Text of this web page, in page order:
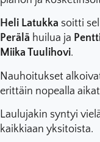
Heli Latukka soitti
Perälä huilua ja
Miika Tuulihovi.
Nauhoitukset
erittäin nopealla
Laulujakin syntyi
kaikkiaan yksitoista.